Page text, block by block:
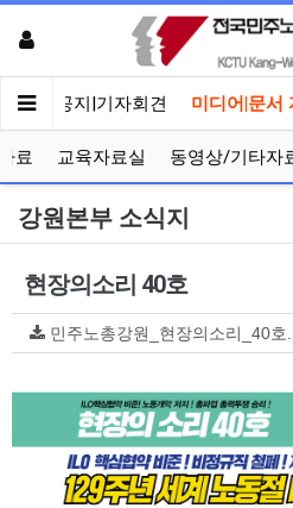
인 공지|기자회견 미디어|문서
료 교육자료실 동영상/기타자
강원본부 소식지
현장의소리 40호
민주노총강원_현장의소리_40